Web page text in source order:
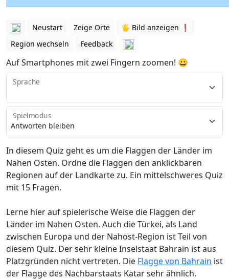
Neustart Zeige Orte
🖐️ Bild anzeigen ❗️
Region wechseln
Feedback
Auf Smartphones mit zwei Fingern zoomen! 😀
Sprache
Spielmodus
In diesem Quiz geht es um die Flaggen der Länder im
Nahen Osten. Ordne die Flaggen den anklickbaren
Regionen auf der Landkarte zu. Ein mittelschweres Quiz
mit 15 Fragen.
Lerne hier auf spielerische Weise die Flaggen der
Länder im Nahen Osten. Auch die Türkei, als Land
zwischen Europa und der Nahost-Region ist Teil von
diesem Quiz. Der sehr kleine Inselstaat Bahrain ist aus
Platzgründen nicht vertreten. Die Flagge von Bahrain ist
der Flagge des Nachbarstaats Katar sehr ähnlich.